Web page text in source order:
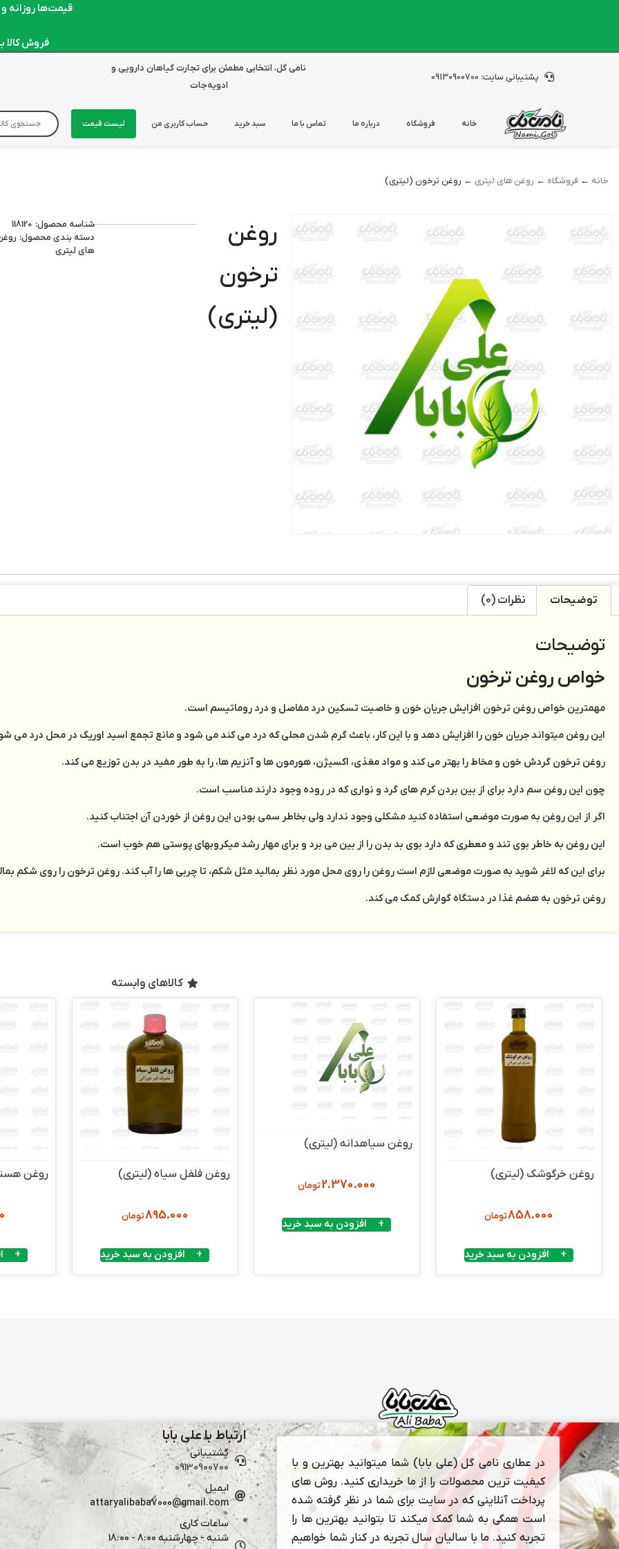
قیمت‌ها روزانه و
فروش کالا به
پشتیبانی سایت: 09130900700
نامی گل، انتخابی مطمئن برای تجارت گیاهان دارویی و
ادویه‌جات
خانه فروشگاه درباره ما تماس با ما سبد خرید حساب کاربری من لیست قیمت
خانه ← فروشگاه ← روغن های لیتری ← روغن ترخون (لیتری)
روغن
ترخون
(لیتری)
شناسه محصول: 118120
دسته بندی محصول:
های لیتری
توضیحات نظرات (0)
توضیحات
خواص روغن ترخون
مهمترین خواص روغن ترخون افزایش جریان خون و خاصیت تسکین درد مفاصل و درد روماتیسم است.
این روغن میتواند جریان خون را افزایش دهد و با این کار، باعث گرم شدن محلی که درد می کند می شود و مانع تجمع اسید اوریک در محل درد می
روغن ترخون گردش خون و مخاط را بهتر می کند و مواد مغذی، اکسیژن، هورمون ها و آنزیم ها، را به طور مفید در بدن توزیع می کند.
چون این روغن سم دارد برای از بین بردن کرم های گرد و نواری که در روده وجود دارند مناسب است.
اگر از این روغن به صورت موضعی استفاده کنید مشکلی وجود ندارد ولی بخاطر سمی بودن این روغن از خوردن آن اجتناب کنید.
این روغن به خاطر بوی تند و معطری که دارد بوی بد بدن را از بین می برد و برای مهار رشد میکروبهای پوستی هم خوب است.
برای این که لاغر شوید به صورت موضعی لازم است روغن را روی محل مورد نظر بمالید مثل شکم، تا چربی ها را آب کند. روغن ترخون را روی شکم
روغن ترخون به هضم غذا در دستگاه گوارش کمک می کند.
کالاهای وابسته
روغن خرگوشک (لیتری)
858.000تومان
افزودن به سبد خرید
روغن سیاهدانه (لیتری)
2.370.000تومان
افزودن به سبد خرید
روغن فلفل سیاه (لیتری)
895.000تومان
افزودن به سبد خرید
روغن
در عطاری نامی گل (علی بابا) شما میتوانید بهترین و با
کیفیت ترین محصولات را از ما خریداری کنید. روش های
پرداخت آنلاینی که در سایت برای شما در نظر گرفته شده
است همگی به شما کمک میکند تا بتوانید بهترین ها را
تجربه کنید. ما با سالیان سال تجربه در کنار شما خواهیم
ارتباط با علی بابا
پشتیبانی
09130900700
ایمیل
attaryalibaba7000@gmail.com
ساعات کاری
شنبه - چهارشنبه 8:00 - 18:00